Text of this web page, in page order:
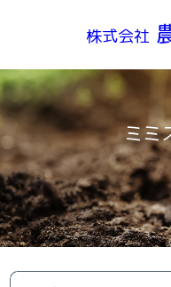
株式会社
ミミ